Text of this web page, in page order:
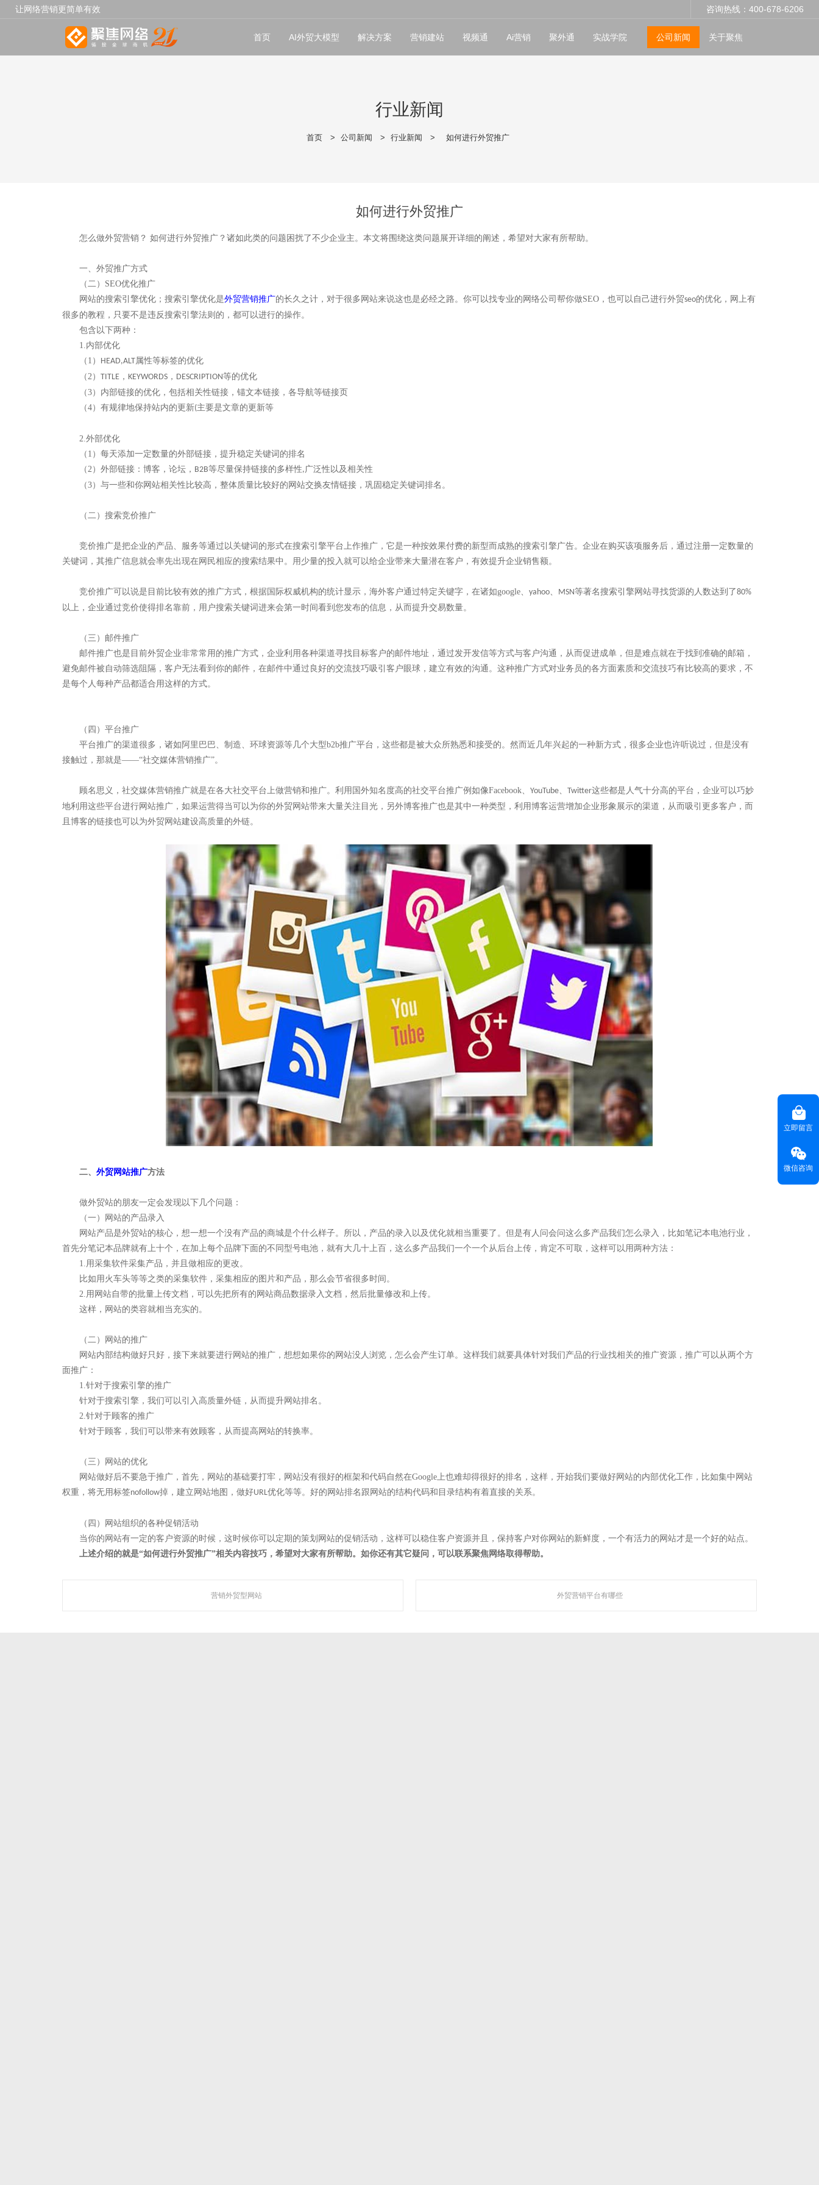
咨询热线：400-678-6206
让网络营销更简单有效
首页 AI外贸大模型 解决方案 营销建站 视频通 Ai营销 聚外通 实战学院 公司新闻 关于聚焦
行业新闻
首页 > 公司新闻 > 行业新闻 > 如何进行外贸推广
如何进行外贸推广
怎么做外贸营销？ 如何进行外贸推广？诸如此类的问题困扰了不少企业主。本文将围绕这类问题展开详细的阐述，希望对大家有所帮助。
一、外贸推广方式
（二） SEO优化推广
网站的搜索引擎优化；搜索引擎优化是外贸营销推广的长久之计，对于很多网站来说这也是必经之路。你可以找专业的网络公司帮你做SEO ，也可以自己进行外贸seo的优化，网上有
很多的教程，只要不是违反搜索引擎法则的，都可以进行的操作。
包含以下两种：
1. 内部优化
（ 1 ） HEAD,ALT属性等标签的优化
（ 2 ） TITLE ， KEYWORDS ， DESCRIPTION等的优化
（3）内部链接的优化，包括相关性链接，锚文本链接，各导航等链接页
（4）有规律地保持站内的更新(主要是文章的更新等
2. 外部优化
（ 1 ）每天添加一定数量的外部链接，提升稳定关键词的排名
（ 2 ）外部链接：博客，论坛， B2B等尽量保持链接的多样性, 广泛性以及相关性
（3）与一些和你网站相关性比较高，整体质量比较好的网站交换友情链接，巩固稳定关键词排名。
（二） 搜索竞价推广
竞价推广是把企业的产品、服务等通过以关键词的形式在搜索引擎平台上作推广，它是一种按效果付费的新型而成熟的搜索引擎广告。企业在购买该项服务后，通过注册一定数量的
关键词，其推广信息就会率先出现在网民相应的搜索结果中。用少量的投入就可以给企业带来大量潜在客户，有效提升企业销售额。
竞价推广可以说是目前比较有效的推广方式，根据国际权威机构的统计显示，海外客户通过特定关键字，在诸如google yahoo MSN等著名搜索引擎网站寻找货源的人数达到了80%
以上，企业通过竞价使得排名靠前，用户搜索关键词进来会第一时间看到您发布的信息，从而提升交易数量。
（三）邮件推广
邮件推广也是目前外贸企业非常常用的推广方式，企业利用各种渠道寻找目标客户的邮件地址，通过发开发信等方式与客户沟通，从而促进成单，但是难点就在于找到准确的邮箱，
避免邮件被自动筛选阻隔，客户无法看到你的邮件，在邮件中通过良好的交流技巧吸引客户眼球，建立有效的沟通。这种推广方式对业务员的各方面素质和交流技巧有比较高的要求，不
是每个人每种产品都适合用这样的方式。
（四）平台推广
平台推广的渠道很多，诸如阿里巴巴、制造、环球资源等几个大型b2b推广平台，这些都是被大众所熟悉和接受的。然而近几年兴起的一种新方式，很多企业也许听说过，但是没有
接触过，那就是——“社交媒体营销推广”。
顾名思义，社交媒体营销推广就是在各大社交平台上做营销和推广。利用国外知名度高的社交平台推广例如像Facebook YouTube Twitter这些都是人气十分高的平台，企业可以巧妙
地利用这些平台进行网站推广，如果运营得当可以为你的外贸网站带来大量关注目光，另外博客推广也是其中一种类型，利用博客运营增加企业形象展示的渠道，从而吸引更多客户，而
且博客的链接也可以为外贸网站建设高质量的外链。
二、 外贸网站推广方法
做外贸站的朋友一定会发现以下几个问题：
（一）网站的产品录入
网站产品是外贸站的核心，想一想一个没有产品的商城是个什么样子。所以，产品的录入以及优化就相当重要了。但是有人问会问这么多产品我们怎么录入，比如笔记本电池行业，
首先分笔记本品牌就有上十个，在加上每个品牌下面的不同型号电池，就有大几十上百，这么多产品我们一个一个从后台上传，肯定不可取，这样可以用两种方法：
1. 用采集软件采集产品，并且做相应的更改。
比如用火车头等等之类的采集软件，采集相应的图片和产品，那么会节省很多时间。
2. 用网站自带的批量上传文档，可以先把所有的网站商品数据录入文档，然后批量修改和上传。
这样，网站的类容就相当充实的。
（二）网站的推广
网站内部结构做好只好，接下来就要进行网站的推广，想想如果你的网站没人浏览，怎么会产生订单。这样我们就要具体针对我们产品的行业找相关的推广资源，推广可以从两个方
面推广：
1. 针对于搜索引擎的推广
针对于搜索引擎，我们可以引入高质量外链，从而提升网站排名。
2. 针对于顾客的推广
针对于顾客，我们可以带来有效顾客，从而提高网站的转换率。
（三）网站的优化
网站做好后不要急于推广，首先，网站的基础要打牢，网站没有很好的框架和代码自然在Google 上也难却得很好的排名，这样，开始我们要做好网站的内部优化工作，比如集中网站
权重，将无用标签nofollow掉，建立网站地图，做好URL优化等等。好的网站排名跟网站的结构代码和目录结构有着直接的关系。
（四）网站组织的各种促销活动
当你的网站有一定的客户资源的时候，这时候你可以定期的策划网站的促销活动，这样可以稳住客户资源并且，保持客户对你网站的新鲜度，一个有活力的网站才是一个好的站点。
上述介绍的就是“如何进行外贸推广”相关内容技巧，希望对大家有所帮助。如你还有其它疑问，可以联系聚焦网络取得帮助。
营销外贸型网站 外贸营销平台有哪些
聚焦网络
聚焦网络以“让网络营销更简单有效”为使命，深入人工智能自然语言处理、机器学习、数据挖掘 等技术领域，
研发了国内知名的人工智能自动化营销系统，凭借着上线快、效果好、功能强大、高性价比的特点，成为了越来越 多企业的首选。
广州聚焦网络技术有限公司作为国内知名人工智能营销机
构，是一家集技术研发与网络营销服务为一体的创新型高新
等地设立多家分支机构，拥有专业的技术团队及客服队伍，
查看更多 >>
走近聚焦 联系聚焦
咨询热线( HOT LINE
) ：020-22818315
客服热线(CUSTOMER SERVICE
聚焦网络作为国内知名人工智能营销机构，是一家集技术研发与网络营销服务为一体的创新型高新技术企业。
立即留言
微信咨询